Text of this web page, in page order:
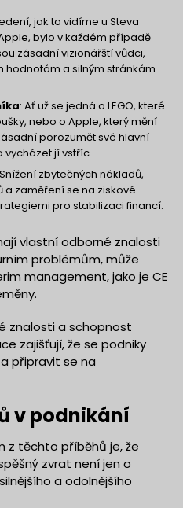
jak to vidíme u Steva
bylo v každém případě
zásadní vizionářští vůdci,
hodnotám a silným stránkám
: Ať už se jedná o LEGO, které
nebo o Apple, který mění
porozumět své hlavní
vycházet jí vstříc.
zbytečných nákladů,
zaměření se na ziskové
pro stabilizaci financí.
vlastní odborné znalosti
problémům, může
management, jako je CE
znalosti a schopnost
zajišťují, že se podniky
připravit se na
v podnikání
z těchto příběhů je, že
zvrat není jen o
a odolnějšího